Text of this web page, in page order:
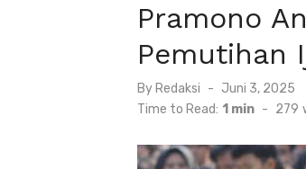
Pramono
Pemutihan
By Redaksi
Posted
on
Juni 3, 2025
Time to Read: 1 min - 279